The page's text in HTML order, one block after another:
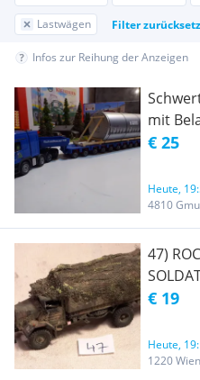
Lastwägen Filter
Infos zur Reihung der Anzeigen
mit
€ 25
Heute,
4810
47)
€ 19
Heute,
1220